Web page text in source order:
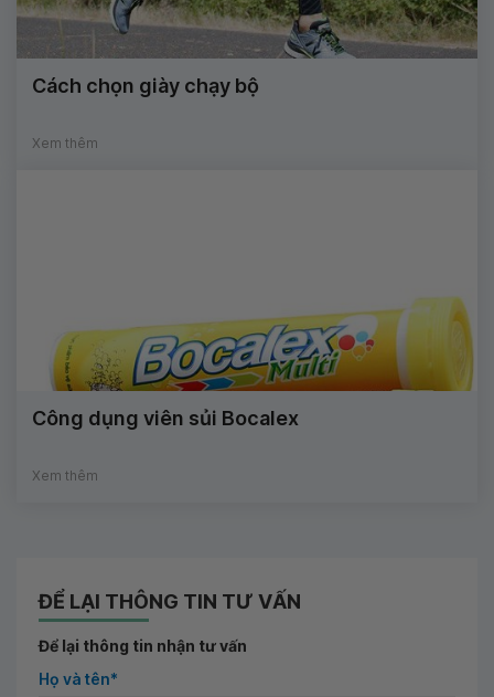
Cách chọn giày chạy bộ
Xem thêm
Công dụng viên sủi Bocalex
Xem thêm
ĐỂ LẠI THÔNG TIN TƯ VẤN
Để lại thông tin nhận tư vấn
Họ và tên*